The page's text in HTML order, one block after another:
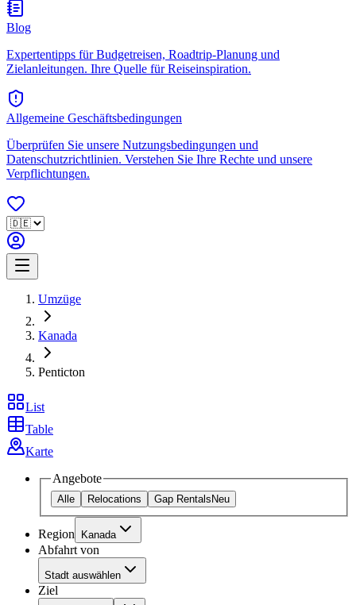
Blog
Expertentipps für Budgetreisen, Roadtrip-Planung und
Zielanleitungen. Ihre Quelle für Reiseinspiration.
Allgemeine Geschäftsbedingungen
Überprüfen Sie unsere Nutzungsbedingungen und
Datenschutzrichtlinien. Verstehen Sie Ihre Rechte und unsere
Verpflichtungen.
Umzüge
Kanada
Penticton
List
Table
Karte
Angebote
Alle Relocations Gap Rentals Neu
Region Kanada
Abfahrt von
Stadt auswählen
Ziel